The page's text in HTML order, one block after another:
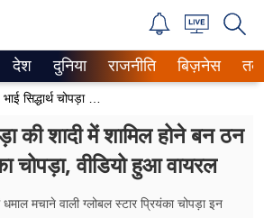
News
देश दुनिया राजनीति बिज़नेस
की शादी में शामिल होने बन ठन
चोपड़ा, वीडियो हुआ वायरल
मचाने वाली ग्लोबल स्टार प्रियंका चोपड़ा इन